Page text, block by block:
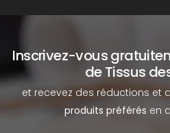
Inscrivez-vous
de Tissus
et recevez des réductions et
produits préférés en